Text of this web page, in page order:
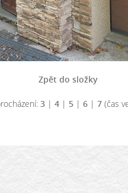
Zpět do složky
3| 4| 5| 6| 7(čas